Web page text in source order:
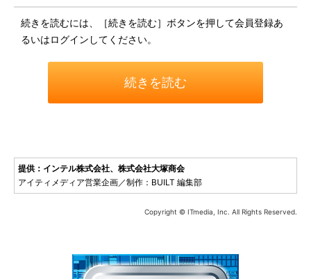
続きを読むには、［続きを読む］ボタンを押して会員登録あ
るいはログインしてください。
続きを読む
提供：インテル株式会社、株式会社大塚商会
アイティメディア営業企画／制作：BUILT 編集部
Copyright © ITmedia, Inc. All Rights Reserved.